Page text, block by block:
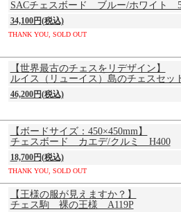
SACチェスボード ブルー/ホワイト
34,100円(税込)
THANK YOU, SOLD OUT
【世界最古のチェスをリデザイン】
ルイス（リューイス）島のチェスセ
46,200円(税込)
【ボードサイズ：450×450mm】
チェスボード カエデ/クルミ H400
18,700円(税込)
THANK YOU, SOLD OUT
【王様の服が見えますか？】
チェス駒 裸の王様 A119P